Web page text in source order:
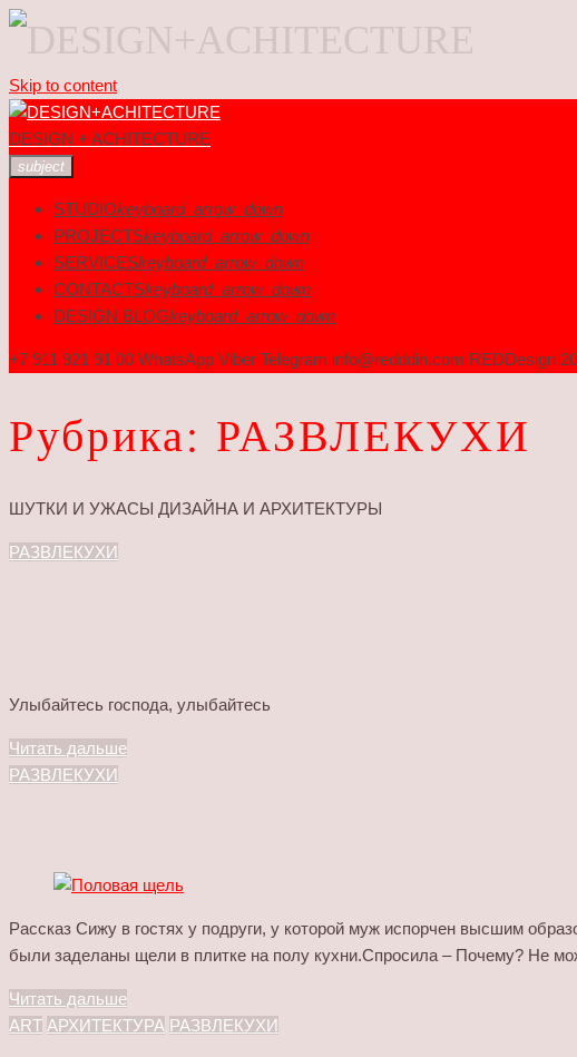
Skip to content
DESIGN + ACHITECTURE
subject
STUDIOkeyboard_arrow_down
PROJECTSkeyboard_arrow_down
SERVICESkeyboard_arrow_down
CONTACTSkeyboard_arrow_down
DESIGN BLOGkeyboard_arrow_down
+7 911 921 91 00 WhatsApp Viber Telegram info@redddin.com REDDesign
Рубрика: РАЗВЛЕКУХИ
ШУТКИ И УЖАСЫ ДИЗАЙНА И АРХИТЕКТУРЫ
РАЗВЛЕКУХИ
Улыбайтесь господа, улыбайтесь
Читать дальше
РАЗВЛЕКУХИ
Рассказ Сижу в гостях у подруги, у которой муж испорчен высшим
были заделаны щели в плитке на полу кухни.Спросила – Почему? Не
Читать дальше
ART АРХИТЕКТУРА РАЗВЛЕКУХИ